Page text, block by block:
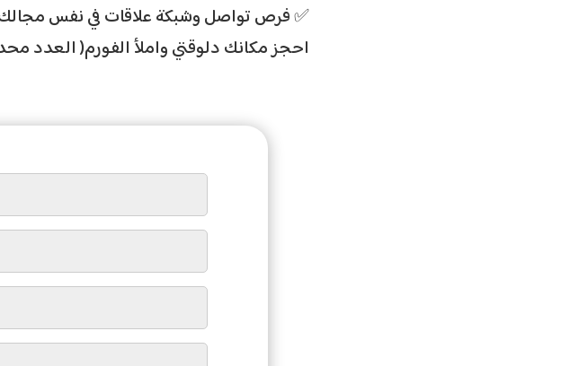
✅ فرص تواصل وشبكة علاقات في نفس
احجز مكانك دلوقتي واملأ الفورم( العدد